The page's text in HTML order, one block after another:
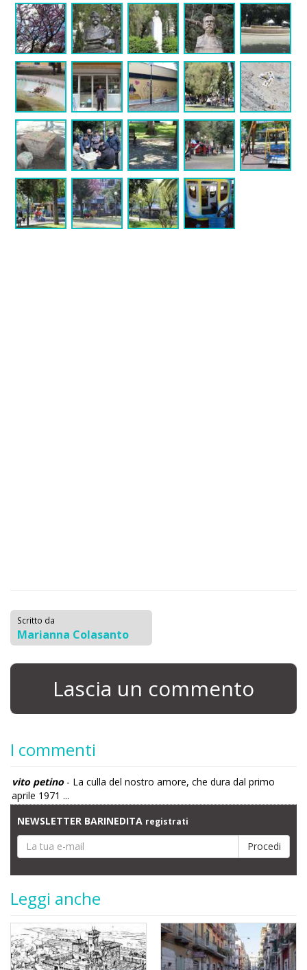
Scritto da
Marianna Colasanto
Lascia un commento
I commenti
vito petino- La culla del nostro amore, che dura dal primo
aprile 1971 ...
NEWSLETTER BARINEDITA registrati
Leggi anche